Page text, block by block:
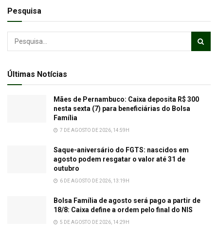
Pesquisa
Últimas Notícias
Mães de Pernambuco: Caixa deposita R$ 300
nesta sexta (7) para beneficiárias do Bolsa
Família
7 DE AGOSTO DE 2026, 14:59H
Saque-aniversário do FGTS: nascidos em
agosto podem resgatar o valor até 31 de
outubro
6 DE AGOSTO DE 2026, 13:19H
Bolsa Família de agosto será pago a partir de
18/8: Caixa define a ordem pelo final do NIS
5 DE AGOSTO DE 2026, 14:29H